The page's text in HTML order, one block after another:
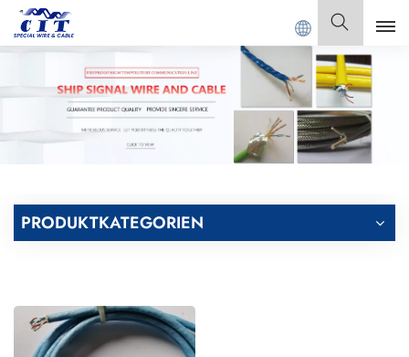
CIT SPECIAL CABLE Co., Ltd. Deutsch
English
Français
Italiano
PRODUKTKATEGORIEN